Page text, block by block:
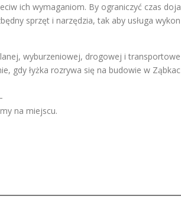
ich wymaganiom. By ograniczyć czas doja
sprzęt i narzędzia, tak aby usługa wykon
wyburzeniowej, drogowej i transportowe
gdy łyżka rozrywa się na budowie w Ząbkac
na miejscu.